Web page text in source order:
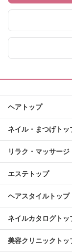
ヘアトップ
ネイル・まつげトッ
リラク・マッサージ
エステトップ
ヘアスタイルトップ
ネイルカタログトッ
美容クリニックトッ